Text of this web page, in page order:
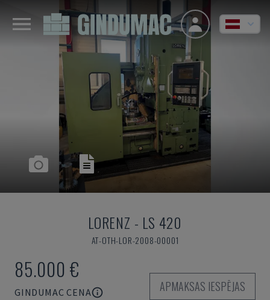
LORENZ - LS 420
AT-OTH-LOR-2008-00001
85.000 €
GINDUMAC CENA
APMAKSAS IESPĒJAS